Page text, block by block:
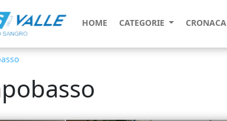
HOME CATEGORIE CRONACA